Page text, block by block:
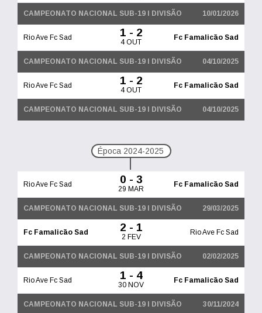
CAMPEONATO NACIONAL SUB-19 I DIVISÃO 10/01/2026
Rio Ave Fc Sad 1 - 2
4 OUT
Fc Famalicão Sad
CAMPEONATO NACIONAL SUB-19 I DIVISÃO 04/10/2025
Rio Ave Fc Sad 1 - 2
4 OUT
Fc Famalicão Sad
CAMPEONATO NACIONAL SUB-19 I DIVISÃO 04/10/2025
Época 2024-2025
Rio Ave Fc Sad 0 - 3
29 MAR
Fc Famalicão Sad
CAMPEONATO NACIONAL SUB-19 I DIVISÃO 29/03/2025
Fc Famalicão Sad 2 - 1
2 FEV
Rio Ave Fc Sad
CAMPEONATO NACIONAL SUB-19 I DIVISÃO 02/02/2025
Rio Ave Fc Sad 1 - 4
30 NOV
Fc Famalicão Sad
CAMPEONATO NACIONAL SUB-19 I DIVISÃO 30/11/2024